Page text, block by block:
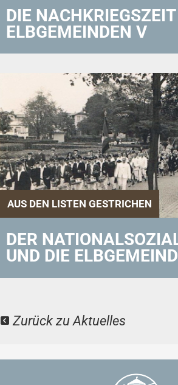
DIE
ELBGEMEINDEN V
AUS DEN LISTEN GESTRICHEN
DER
UND DIE
Zurück zu Aktuelles